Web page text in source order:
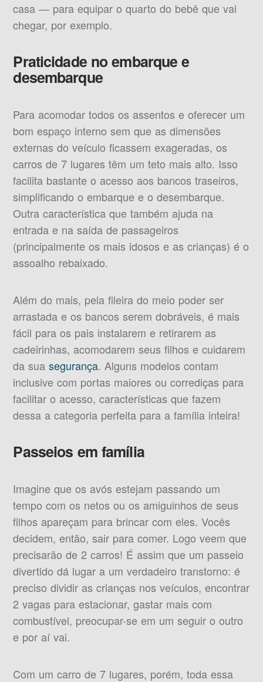
casa — para equipar o quarto do bebê que vai
chegar, por exemplo.
Praticidade no embarque e
desembarque
Para acomodar todos os assentos e oferecer um
bom espaço interno sem que as dimensões
externas do veículo ficassem exageradas, os
carros de 7 lugares têm um teto mais alto. Isso
facilita bastante o acesso aos bancos traseiros,
simplificando o embarque e o desembarque.
Outra característica que também ajuda na
entrada e na saída de passageiros
(principalmente os mais idosos e as crianças) é o
assoalho rebaixado.
Além do mais, pela fileira do meio poder ser
arrastada e os bancos serem dobráveis, é mais
fácil para os pais instalarem e retirarem as
cadeirinhas, acomodarem seus filhos e cuidarem
da suasegurança. Alguns modelos contam
inclusive com portas maiores ou corrediças para
facilitar o acesso, características que fazem
dessa a categoria perfeita para a família inteira!
Passeios em família
Imagine que os avós estejam passando um
tempo com os netos ou os amiguinhos de seus
filhos apareçam para brincar com eles. Vocês
decidem, então, sair para comer. Logo veem que
precisarão de 2 carros! É assim que um passeio
divertido dá lugar a um verdadeiro transtorno: é
preciso dividir as crianças nos veículos, encontrar
2 vagas para estacionar, gastar mais com
combustível, preocupar-se em um seguir o outro
e por aí vai.
Com um carro de 7 lugares, porém, toda essa